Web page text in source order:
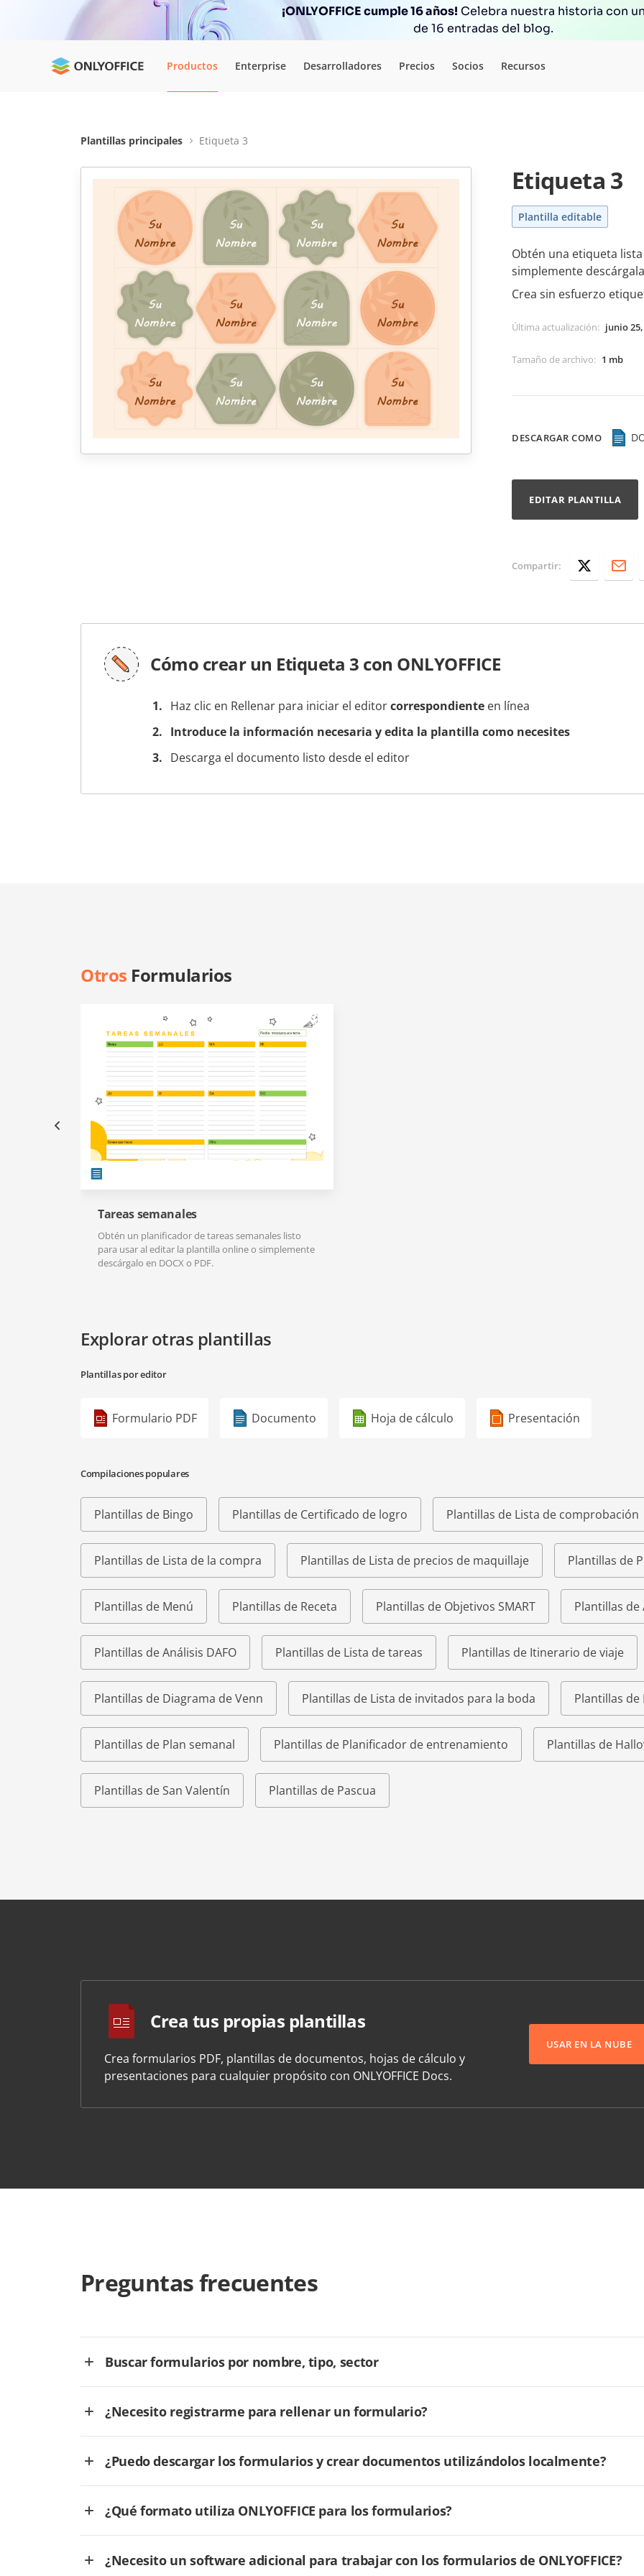
¡ONLYOFFICE cumple 16 años! Celebra nuestra historia con
de 16 entradas del blog.
Productos Enterprise Desarrolladores Precios Socios Recursos
Plantillas principales Etiqueta 3
Etiqueta 3
Plantilla editable
Obtén una etiqueta
simplemente descárgala
Crea sin esfuerzo
Última actualización: junio
Tamaño de archivo: 1 mb
DESCARGAR COMO
EDITAR PLANTILLA
Compartir:
Cómo crear un Etiqueta 3 con ONLYOFFICE
Haz clic en Rellenar para iniciar el editorcorrespondiente en línea
Introduce la información necesaria y edita la plantilla como necesites
Descarga el documento listo desde el editor
Otros Formularios
Tareas semanales
Obtén un planificador de tareas semanales listo
para usar al editar la plantilla online o simplemente
descárgalo en DOCX o PDF.
Explorar otras plantillas
Plantillas por editor
Formulario PDF Documento Hoja de cálculo Presentación
Compilaciones populares
Plantillas de Bingo Plantillas de Certificado de logro Plantillas de Lista de comprobación
Plantillas de Lista de la compra Plantillas de Lista de precios de maquillaje Plantillas de
Plantillas de Menú Plantillas de Receta Plantillas de Objetivos SMART Plantillas
Plantillas de Análisis DAFO Plantillas de Lista de tareas Plantillas de Itinerario de viaje
Plantillas de Diagrama de Venn Plantillas de Lista de invitados para la boda Plantillas de
Plantillas de Plan semanal Plantillas de Planificador de entrenamiento Plantillas de
Plantillas de San Valentín Plantillas de Pascua
Crea tus propias plantillas
Crea formularios PDF, plantillas de documentos, hojas de cálculo y
presentaciones para cualquier propósito con ONLYOFFICE Docs.
USAR EN LA NUBE
Preguntas frecuentes
Buscar formularios por nombre, tipo, sector
¿Necesito registrarme para rellenar un formulario?
¿Puedo descargar los formularios y crear documentos utilizándolos localmente?
¿Qué formato utiliza ONLYOFFICE para los formularios?
¿Necesito un software adicional para trabajar con los formularios de ONLYOFFICE?